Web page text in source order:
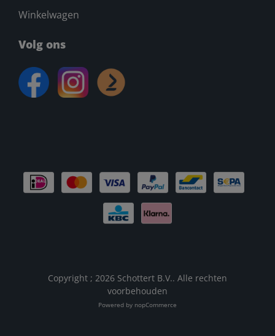
Winkelwagen
Volg ons
Copyright ; 2026 Schottert B.V.. Alle rechten
voorbehouden
Powered by nopCommerce